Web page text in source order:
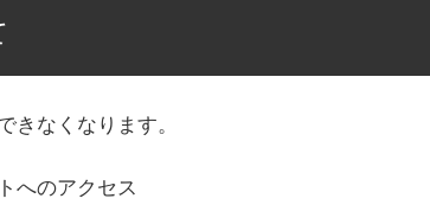
きなくなります。
へのアクセス